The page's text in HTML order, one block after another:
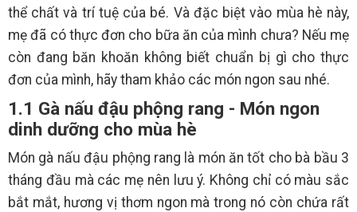
thể chất và trí tuệ của bé. Và đặc biệt vào mùa hè này,
mẹ đã có thực đơn cho bữa ăn của mình chưa? Nếu mẹ
còn đang băn khoăn không biết chuẩn bị gì cho thực
đơn của mình, hãy tham khảo các món ngon sau nhé.
1.1 Gà nấu đậu phộng rang - Món ngon
dinh dưỡng cho mùa hè
Món gà nấu đậu phộng rang là món ăn tốt cho bà bầu 3
tháng đầu mà các mẹ nên lưu ý. Không chỉ có màu sắc
bắt mắt, hương vị thơm ngon mà trong nó còn chứa rất